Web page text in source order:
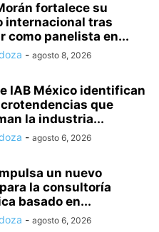
fortalece su
internacional tras
como panelista en...
- agosto 8, 2026
IAB México identifican
que
la industria...
- agosto 6, 2026
un nuevo
la consultoría
basado en...
- agosto 6, 2026